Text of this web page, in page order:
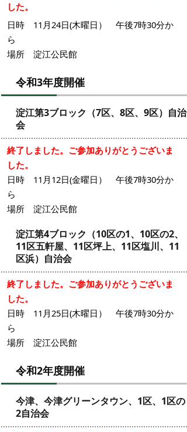
した。
日時 11月24日(木曜日） 午後7時30分か
ら
場所 淀江公民館
令和3年度開催
淀江第3ブロック（7区、8区、9区）自治
会
終了しました。ご参加ありがとうございま
した。
日時 11月12日(金曜日） 午後7時30分か
ら
場所 淀江公民館
淀江第4ブロック（10区の1、10区の2、
11区五軒屋、11区坪上、11区塩川、11
区浜）自治会
終了しました。ご参加ありがとうございま
した。
日時 11月25日(木曜日） 午後7時30分か
ら
場所 淀江公民館
令和2年度開催
今津、今津グリーンタウン、1区、1区の
2自治会